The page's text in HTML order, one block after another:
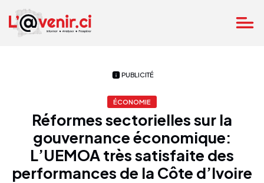
PUBLICITÉ
ÉCONOMIE
Réformes sectorielles sur la
gouvernance économique:
L’UEMOA très satisfaite des
performances de la Côte d’Ivoire